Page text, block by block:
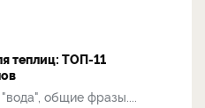
теплиц: ТОП-11
общие фразы....